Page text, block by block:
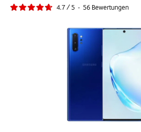
4.7/5 - 56 Bewertungen